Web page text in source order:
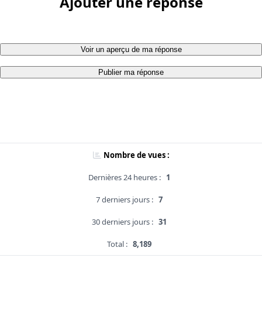
Voir un aperçu de ma réponse
Publier ma réponse
Nombre de vues :
Dernières 24 heures : 1
7 derniers jours : 7
30 derniers jours : 31
Total : 8,189